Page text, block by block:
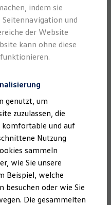
AC
indem sie
und
der Website
kann ohne diese
genutzt, um
zuzulassen, die
und auf
Nutzung
sammeln
wie Sie unsere
Beispiel, welche
besuchen oder wie Sie
Die gesammelten